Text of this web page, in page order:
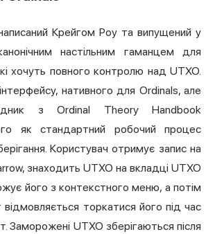
Крейгом Роу та випущений у
настільним гаманцем для
хочуть повного контролю над UTXO.
нативного для Ordinals, але
з Ordinal Theory Handbook
як стандартний робочий процес
Користувач отримує запис на
знаходить UTXO на вкладці UTXO
його з контекстного меню, а потім
торкатися його під час
Заморожені UTXO зберігаються після